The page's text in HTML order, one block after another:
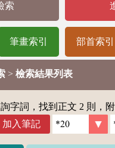
索
筆畫索引 部首索引
> 檢索結果列表
詢字詞，找到正文 2 則，
加入筆記